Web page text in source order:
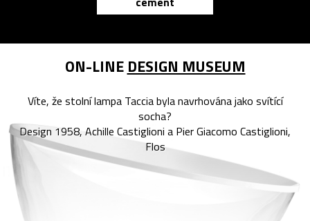
ON-LINE DESIGN MUSEUM
Víte, že stolní lampa Taccia byla navrhována jako svítící
socha?
Design 1958, Achille Castiglioni a Pier Giacomo Castiglioni,
Flos